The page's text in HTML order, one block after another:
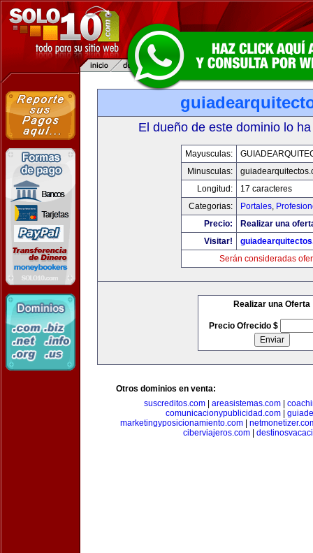
El dueño de este dominio lo
Mayusculas:
Minusculas:
Longitud:
17 caracteres
Categorias:
Portales,
Precio:
Realizar una
Visitar!
Serán consideradas
Realizar una Oferta
Precio Ofrecido $
Otros dominios en venta:
suscreditos.com
areasistemas.com
comunicacionypublicidad.com
marketingyposicionamiento.com|
ciberviajeros.com|